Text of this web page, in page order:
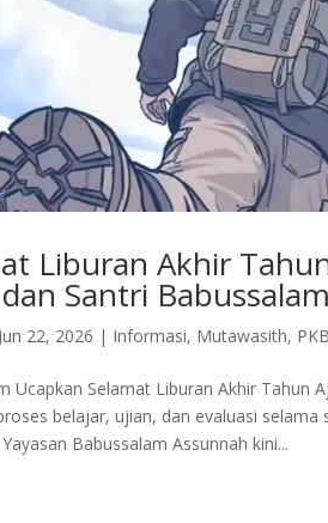
Liburan Akhir
Santri Babussalam
Jun 22, 2026 | Informasi, Mutawasith,
Ucapkan Selamat Liburan Akhir Tahun
belajar, ujian, dan evaluasi
Babussalam Assunnah kini...